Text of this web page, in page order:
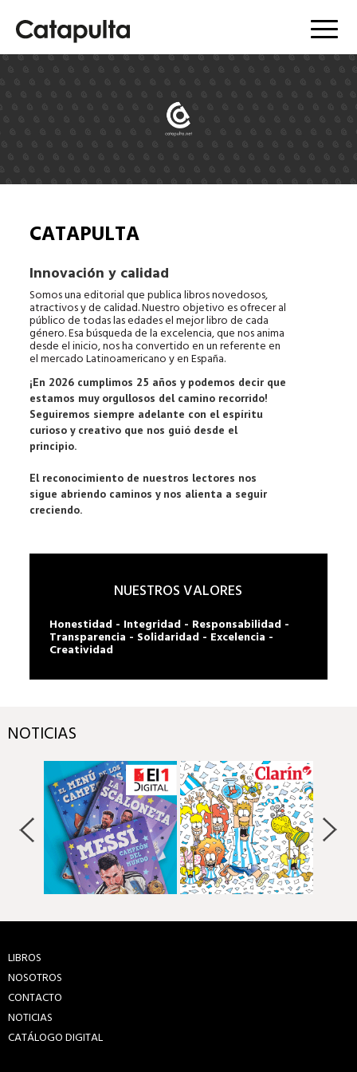
Menú
CATAPULTA
Innovación y calidad
Somos una editorial que publica libros novedosos,
atractivos y de calidad. Nuestro objetivo es ofrecer al
público de todas las edades el mejor libro de cada
género. Esa búsqueda de la excelencia, que nos anima
desde el inicio, nos ha convertido en un referente en
el mercado Latinoamericano y en España.
¡En 2026 cumplimos 25 años y podemos decir que
estamos muy orgullosos del camino recorrido!
Seguiremos siempre adelante con el espíritu
curioso y creativo que nos guió desde el
principio.
El reconocimiento de nuestros lectores nos
sigue abriendo caminos y nos alienta a seguir
creciendo.
NUESTROS VALORES
Honestidad - Integridad - Responsabilidad -
Transparencia - Solidaridad - Excelencia -
Creatividad
NOTICIAS
LIBROS
NOSOTROS
CONTACTO
NOTICIAS
CATÁLOGO DIGITAL